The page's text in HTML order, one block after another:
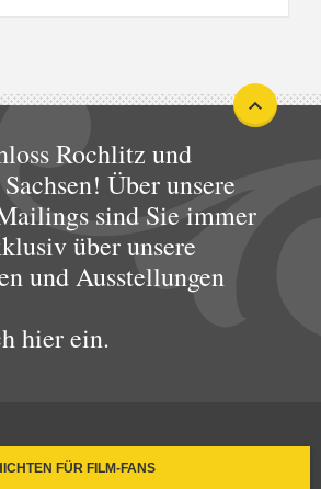
Rochlitz und
Über unsere
sind Sie immer
über unsere
und Ausstellungen
hier ein.
FÜR FILM-FANS